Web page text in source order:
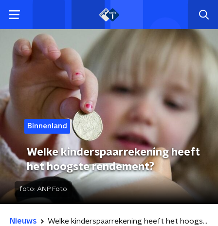
Binnenland
Welke kinderspaarrekening heeft
het hoogste rendement?
foto: ANP Foto
Nieuws Welke kinderspaarrekening heeft het hoogste rendement?